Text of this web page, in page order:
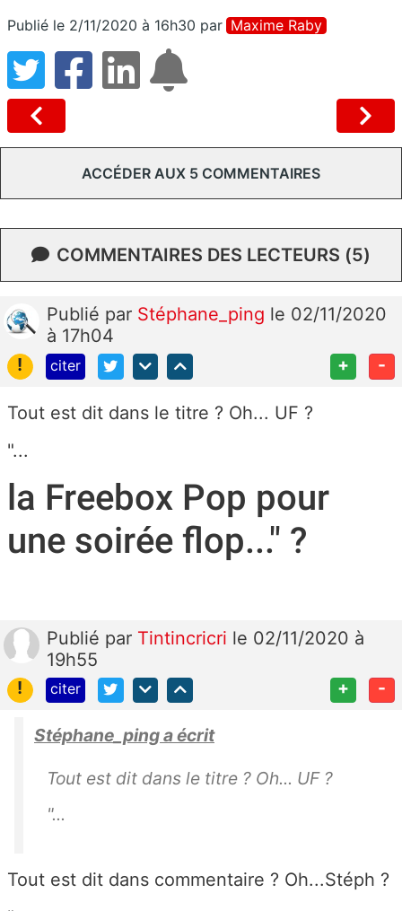
Publié le 2/11/2020 à 16h30 par Maxime Raby
ACCÉDER AUX 5 COMMENTAIRES
COMMENTAIRES DES LECTEURS (5)
Publié par Stéphane_ping le 02/11/2020
à 17h04
!
citer + -
Tout est dit dans le titre ? Oh... UF ?
"...
la Freebox Pop pour
une soirée flop..." ?
Publié par Tintincricri le 02/11/2020 à
19h55
!
citer + -
Stéphane_ping a écrit
Tout est dit dans le titre ? Oh... UF ?
"...
Tout est dit dans commentaire ? Oh...Stéph ?